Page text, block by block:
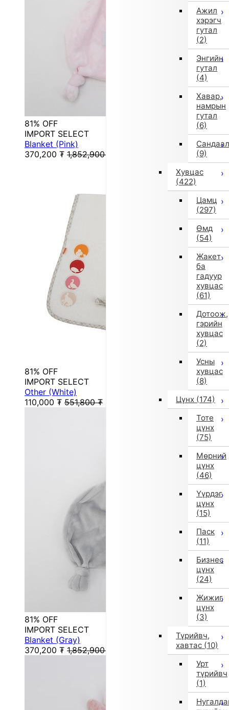
Ажил
хэрэгч
гутал
(2)
Энгийн
гутал
(4)
Хавар,
намрын
гутал
(6)
Сандаал
(9)
Хувцас
(422)
Цамц
(297)
Өмд
(54)
Жакет
ба
гадуур
хувцас
(61)
Дотоож,
гэрийн
хувцас
(2)
Усны
хувцас
(8)
Цүнх (174)
Тоте
цүнх
(75)
Мөрний
цүнх
(46)
Үүрдэг
цүнх
(15)
Паск
(11)
Бизнес
цүнх
(24)
Жижиг
цүнх
(3)
Түрийвч,
хавтас (10)
Урт
түрийвч
(1)
81% OFF
IMPORT SELECT
Blanket (Pink)
370,200 ₮ 1,852,900
81% OFF
IMPORT SELECT
Other (White)
110,000 ₮ 551,800 ₮
81% OFF
IMPORT SELECT
Blanket (Gray)
370,200 ₮ 1,852,900